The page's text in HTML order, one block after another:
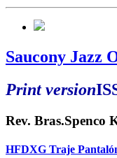
Saucony Jazz
Print version
Rev. Bras.Spenco
HFDXG Traje